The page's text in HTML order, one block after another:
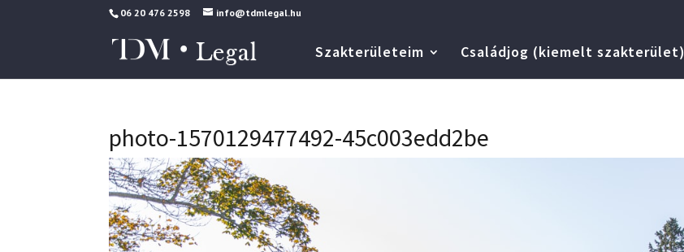
06 20 476 2598 info@tdmlegal.hu
Szakterületeim Családjog (kiemelt szakterület)
photo-1570129477492-45c003edd2be